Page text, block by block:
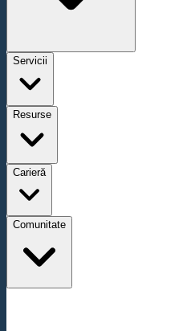
Servicii
Resurse
Carieră
Comunitate